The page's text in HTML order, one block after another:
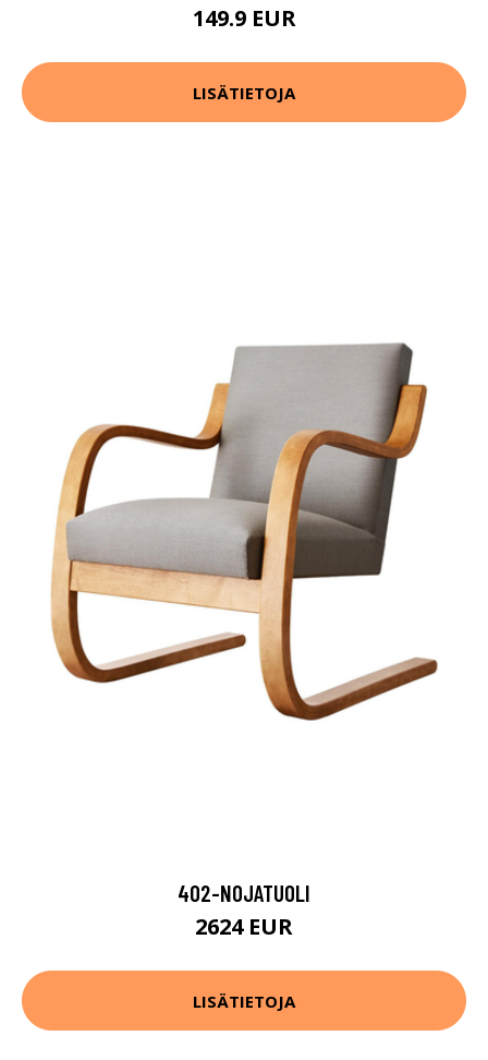
149.9 EUR
LISÄTIETOJA
402-NOJATUOLI
2624 EUR
LISÄTIETOJA